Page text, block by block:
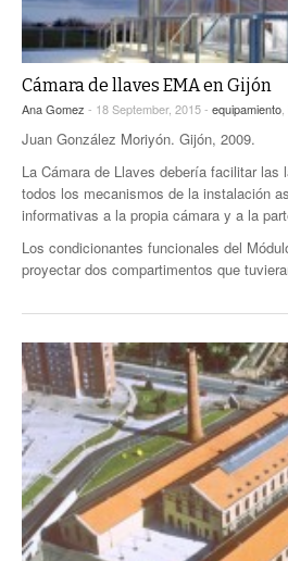
Cámara de llaves EMA en Gijón
Ana Gomez - 18 September, 2015 - equipamiento
Juan González Moriyón. Gijón, 2009.
La Cámara de Llaves debería facilitar las
todos los mecanismos de la instalación
informativas a la propia cámara y a la
Los condicionantes funcionales del
proyectar dos compartimentos que